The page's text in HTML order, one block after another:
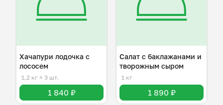
Хачапури лодочка с
лососем
1,2 кг ≈ 3 шт.
1 840 ₽
Салат с баклажанами и
творожным сыром
1 кг
1 890 ₽